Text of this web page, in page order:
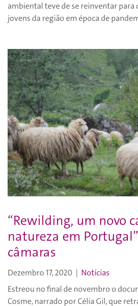
ambiental teve de se reinventar para
jovens da região em época de
“Rewilding, um novo
natureza em
câmaras
Dezembro 17, 2020 | Notícias
Estreou no final de novembro o
Cosme, narrado por Célia Gil, que